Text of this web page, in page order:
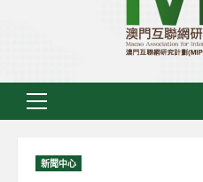
Primary
新聞中心